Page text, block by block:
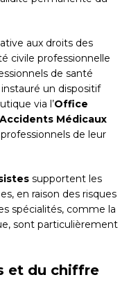
aux droits des
civile professionnelle
de santé
un dispositif
via l’Office
Médicaux
de leur
supportent les
en raison des risques
spécialités, comme la
sont particulièrement
et du chiffre